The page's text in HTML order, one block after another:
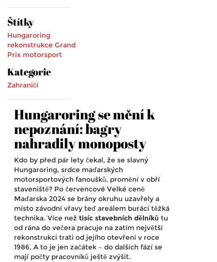
Štítky
Hungaroring
rekonstrukce Grand
Prix motorsport
Kategorie
Zahraničí
Hungaroring se mění k
nepoznání: bagry
nahradily monoposty
Kdo by před pár lety čekal, že se slavný
Hungaroring, srdce maďarských
motorsportových fanoušků, promění v obří
staveniště? Po červencové Velké ceně
Maďarska 2024 se brány okruhu uzavřely a
místo závodní vřavy teď areálem burácí těžká
technika. Více než tisíc stavebních dělníků tu
od rána do večera pracuje na zatím největší
rekonstrukci trati od jejího otevření v roce
1986. A to je jen začátek – do dalších fází se
mají počty pracovníků ještě zvýšit.